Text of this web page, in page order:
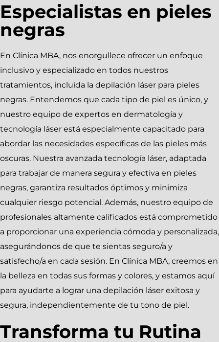
Especialistas en pieles
negras
En Clínica MBA, nos enorgullece ofrecer un enfoque
inclusivo y especializado en todos nuestros
tratamientos, incluida la depilación láser para pieles
negras. Entendemos que cada tipo de piel es único, y
nuestro equipo de expertos en dermatología y
tecnología láser está especialmente capacitado para
abordar las necesidades específicas de las pieles más
oscuras. Nuestra avanzada tecnología láser, adaptada
para trabajar de manera segura y efectiva en pieles
negras, garantiza resultados óptimos y minimiza
cualquier riesgo potencial. Además, nuestro equipo de
profesionales altamente calificados está comprometido
a proporcionar una experiencia cómoda y personalizada,
asegurándonos de que te sientas seguro/a y
satisfecho/a en cada sesión. En Clínica MBA, creemos en
la belleza en todas sus formas y colores, y estamos aquí
para ayudarte a lograr una depilación láser exitosa y
segura, independientemente de tu tono de piel.
Transforma tu Rutina